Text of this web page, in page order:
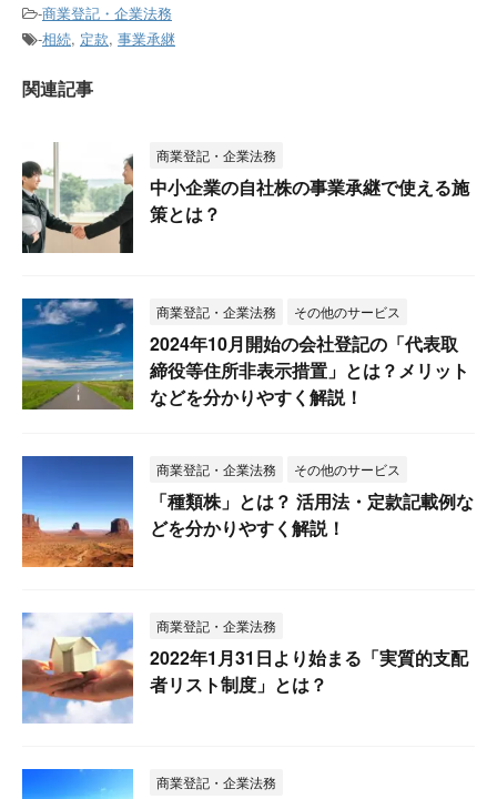
-商業登記・企業法務
-相続, 定款, 事業承継
関連記事
商業登記・企業法務
中小企業の自社株の事業承継で使える施
策とは？
商業登記・企業法務 その他のサービス
2024年10月開始の会社登記の「代表取
締役等住所非表示措置」とは？メリット
などを分かりやすく解説！
商業登記・企業法務 その他のサービス
「種類株」とは？ 活用法・定款記載例な
どを分かりやすく解説！
商業登記・企業法務
2022年1月31日より始まる「実質的支配
者リスト制度」とは？
商業登記・企業法務